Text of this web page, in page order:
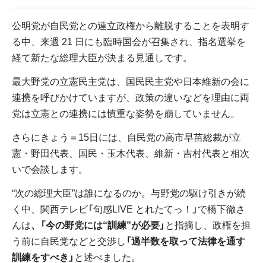
公明党が自民党との連立政権から離脱することを表明す
る中、来週 21 日にも臨時国会が召集され、指名選挙を
経て新たな総理大臣が決まる見通しです。
最大野党の立憲民主党は、国民民主党や日本維新の会に
連携を呼びかけていますが、政策の違いなどを理由に両
党は立憲との連携には慎重な姿勢を崩していません。
さらにきょう＝15日には、自民党の高市早苗総裁が立
憲・野田代表、国民・玉木代表、維新・吉村代表と相次
いで会談します。
“次の総理大臣”は誰になるのか。 与野党の駆け引きが続
く中、関西テレビ「旬感LIVE とれたてっ！」で橋下徹さ
んは、「今の野党には“訓練”が必要」 と指摘し、政権を担
う前に自民党などと交渉し 「過半数を取って法律を通す
訓練をすべき」 と述べました。